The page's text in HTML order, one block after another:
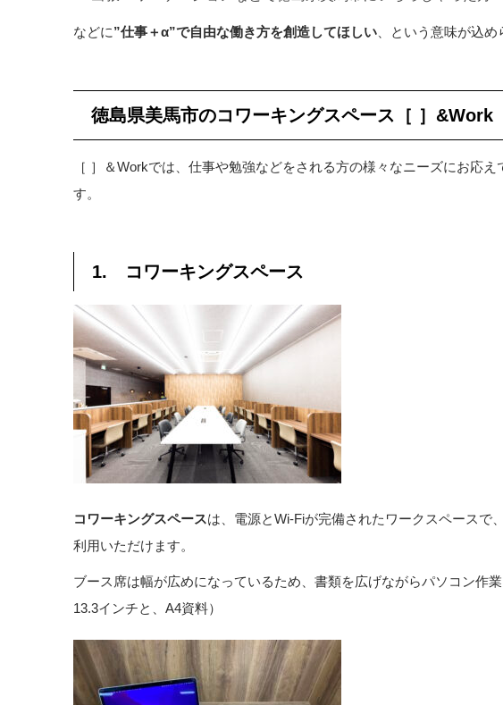
などに”仕事＋α”で自由な働き方を創造してほしい 、という意味が込め
徳島県美馬市のコワーキングスペース［ ］&Work
［ ］＆Workでは、仕事や勉強などをされる方の様々なニーズにお応
す。
1. コワーキングスペース
コワーキングスペースは、電源とWi-Fiが完備されたワークスペースで
利用いただけます。
ブース席は幅が広めになっているため、書類を広げながらパソコン作
13.3インチと、A4資料）